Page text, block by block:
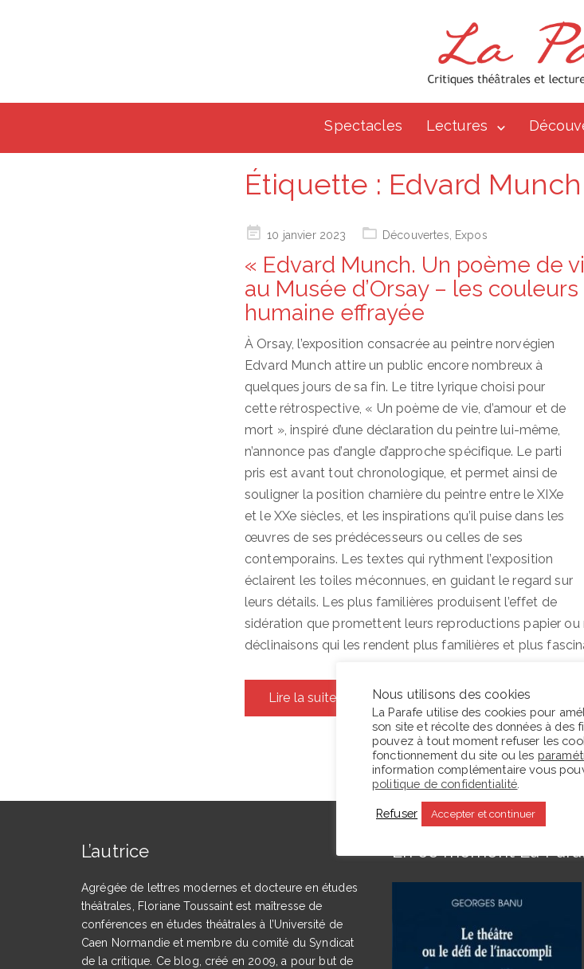
Spectacles Lectures
Étiquette : Edvard Munch
Posted10 janvier 2023 Découvertes Expos
« Edvard Munch. Un poème de
au Musée d’Orsay – les
humaine effrayée
À Orsay, l’exposition consacrée au peintre norvégien
Edvard Munch attire un public encore nombreux à
quelques jours de sa fin. Le titre lyrique choisi pour
cette rétrospective, « Un poème de vie, d’amour et de
mort », inspiré d’une déclaration du peintre lui-même,
n’annonce pas d’angle d’approche spécifique. Le parti
pris est avant tout chronologique, et permet ainsi de
souligner la position charnière du peintre entre le XIXe
et le XXe siècles, et les inspirations qu’il puise dans les
œuvres de ses prédécesseurs ou celles de ses
contemporains. Les textes qui rythment l’exposition
éclairent les toiles méconnues, en guidant le regard sur
leurs détails. Les plus familières produisent l’effet de
sidération que promettent leurs reproductions papier ou
déclinaisons qui les rendent plus familières et plus
Lire la suite
L’autrice
Agrégée de lettres modernes et docteure en études
théâtrales, Floriane Toussaint est maîtresse de
conférences en études théâtrales à l’Université de
Caen Normandie et membre du comité du Syndicat
de la critique. Ce blog, créé en 2009, a pour but de
En ce moment La
Nous utilisons des cookies
La Parafe utilise des cookies pour
son site et récolte des données à des
pouvez à tout moment refuser les
fonctionnement du site ou les
information complémentaire vous
politique de confidentialité
Refuser Accepter et continuer